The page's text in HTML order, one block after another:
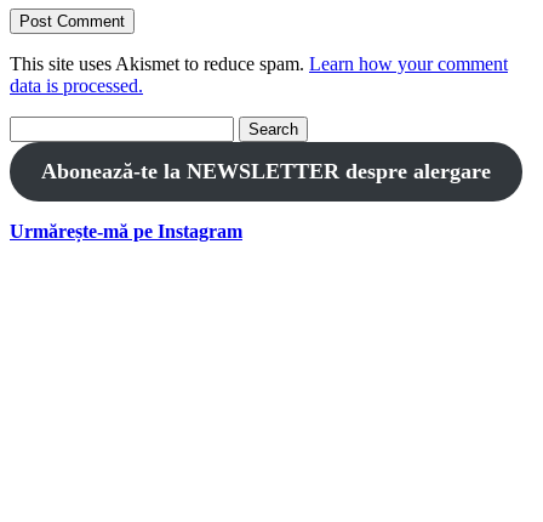
This site uses Akismet to reduce spam. Learn how your comment
data is processed.
for:
Abonează-te la NEWSLETTER despre alergare
Urmărește-mă pe Instagram